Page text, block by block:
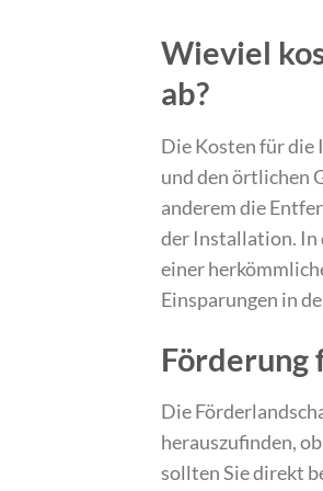
Wieviel
ab?
Die Kosten für
und den örtlichen
anderem die
der Installation. In
einer
Einsparungen in
Förderung
Die
herauszufinden,
sollten Sie direkt